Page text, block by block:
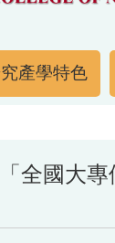
產學特色
全國大專